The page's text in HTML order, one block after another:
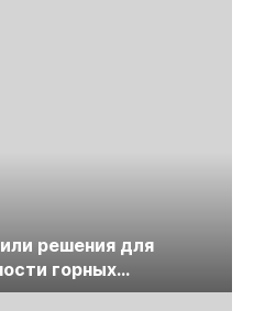
решения для
горных